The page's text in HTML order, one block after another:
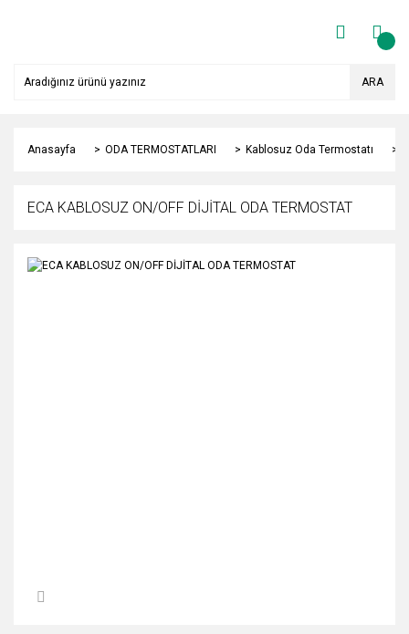
ARA
Anasayfa ODA TERMOSTATLARI Kablosuz Oda Termostatı
ECA KABLOSUZ ON/OFF DİJİTAL ODA TERMOSTAT